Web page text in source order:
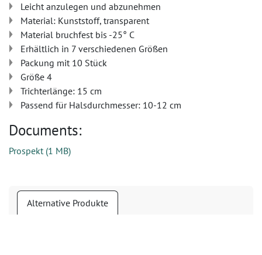
Leicht anzulegen und abzunehmen
Material: Kunststoff, transparent
Material bruchfest bis -25° C
Erhältlich in 7 verschiedenen Größen
Packung mit 10 Stück
Größe 4
Trichterlänge: 15 cm
Passend für Halsdurchmesser: 10-12 cm
Documents:
Prospekt(1 MB)
Alternative Produkte